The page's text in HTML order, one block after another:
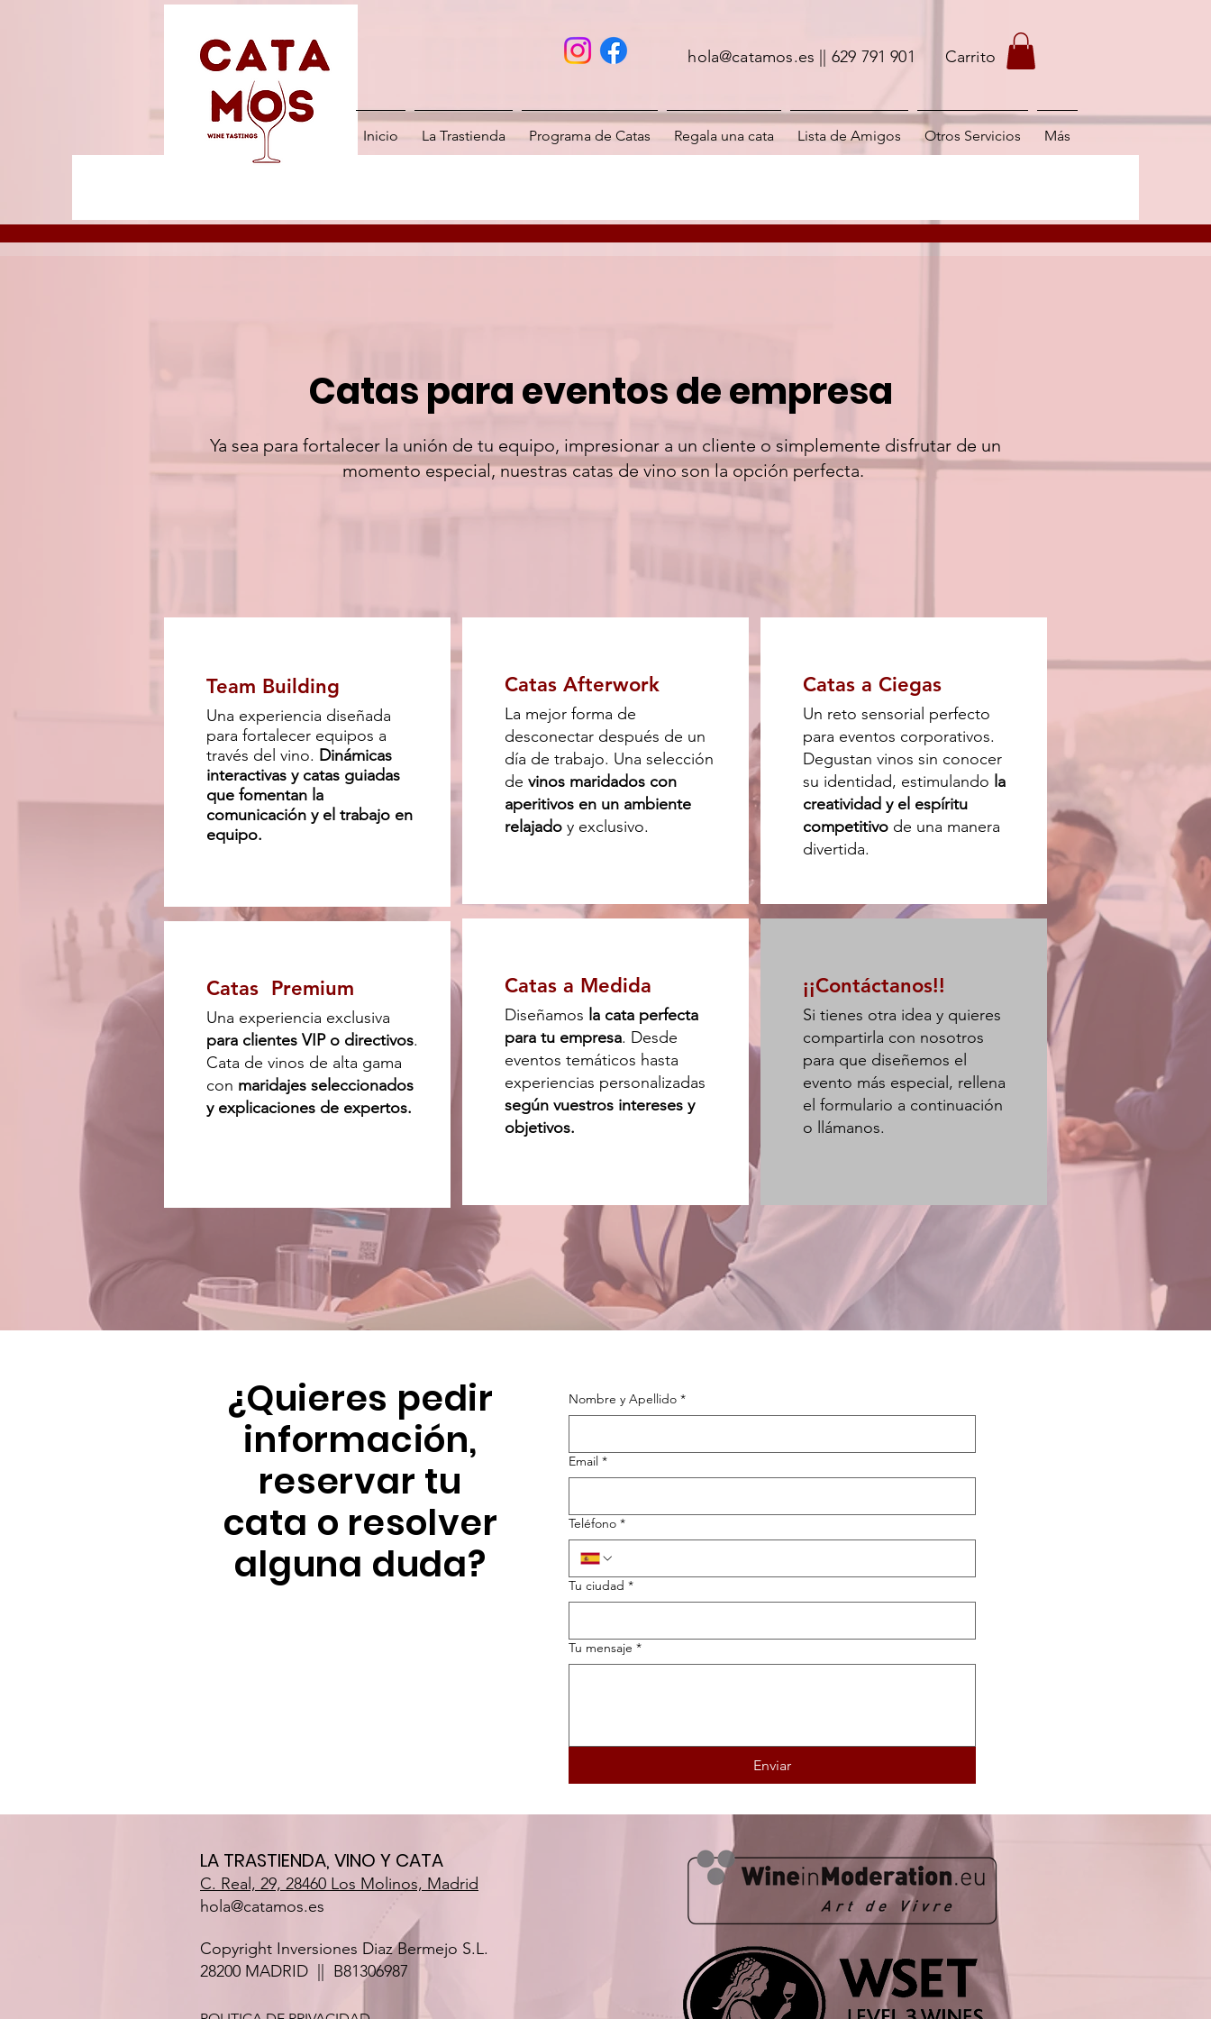
hola@catamos.es || 629 791 901 Carrito
Inicio La Trastienda Programa de Catas Regala una cata Lista de Amigos Otros Servicios Más
Catas para eventos de empresa
Ya sea para fortalecer la unión de tu equipo, impresionar a un cliente o simplemente disfrutar de un
momento especial, nuestras catas de vino son la opción perfecta.
Team Building
Una experiencia diseñada
para fortalecer equipos a
través del vino. Dinámicas
interactivas y catas guiadas
que fomentan la
comunicación y el trabajo en
equipo.
Catas Premium
Una experiencia exclusiva
para clientes VIP o directivos.
Cata de vinos de alta gama
con maridajes seleccionados
y explicaciones de expertos.
Catas Afterwork
La mejor forma de
desconectar después de un
día de trabajo. Una selección
de vinos maridados con
aperitivos en un ambiente
relajado y exclusivo.
Catas a Medida
Diseñamos la cata perfecta
para tu empresa. Desde
eventos temáticos hasta
experiencias personalizadas
según vuestros intereses y
objetivos.
Catas a Ciegas
Un reto sensorial perfecto
para eventos corporativos.
Degustan vinos sin conocer
su identidad, estimulando la
creatividad y el espíritu
competitivo de una manera
divertida.
¡¡Contáctanos!!
Si tienes otra idea y quieres
compartirla con nosotros
para que diseñemos el
evento más especial, rellena
el formulario a continuación
o llámanos.
¿Quieres pedir
información,
reservar tu
cata o resolver
alguna duda?
Nombre y Apellido *
Email *
Teléfono *
Tu ciudad *
Tu mensaje *
Enviar
LA TRASTIENDA, VINO Y CATA
C. Real, 29, 28460 Los Molinos, Madrid​
hola@catamos.es
Copyright Inversiones Diaz Bermejo S.L.
28200 MADRID || B81306987